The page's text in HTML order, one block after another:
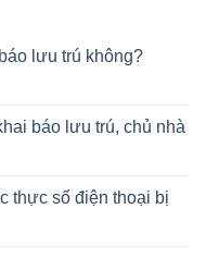
lưu trú không?
báo lưu trú, chủ nhà
thực số điện thoại bị